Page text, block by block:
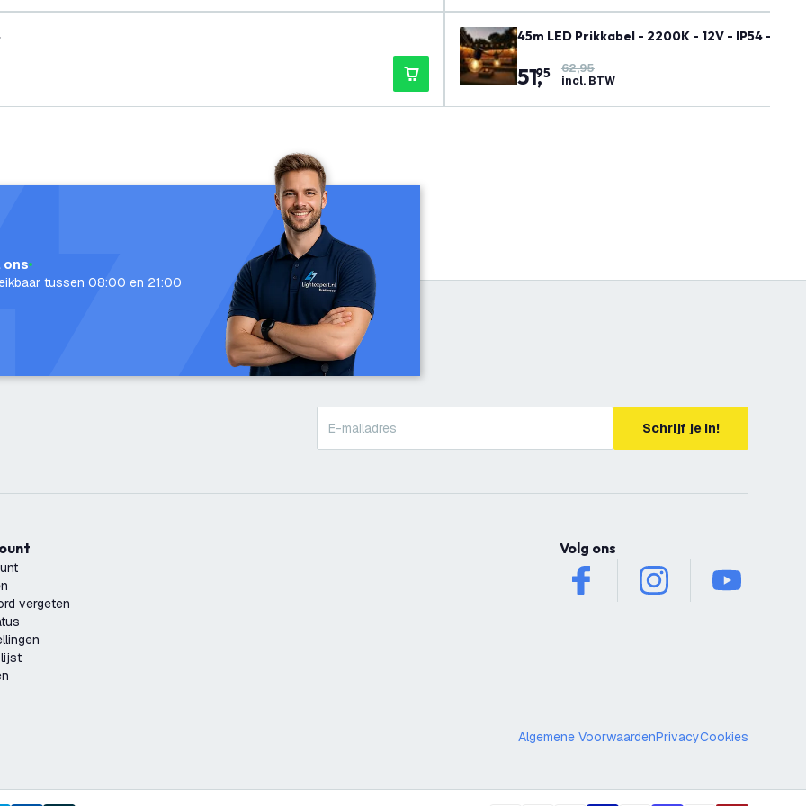
45m LED Prikkabel - 2200K - 12V - IP54 -
51,
95
62,95
incl. BTW
ons
tussen 08:00 en 21:00
Schrijf je in!
vergeten
Volg ons
facebook instagram youtube
Algemene VoorwaardenPrivacyCookies